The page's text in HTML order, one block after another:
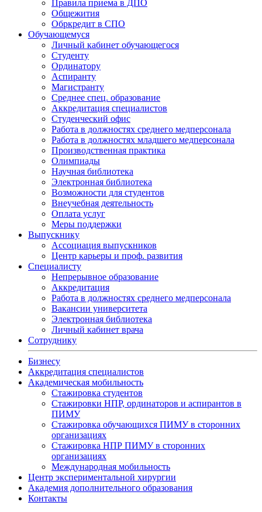
Правила приема в ДПО
Общежития
Обркредит в СПО
Обучающемуся
Личный кабинет обучающегося
Студенту
Ординатору
Аспиранту
Магистранту
Среднее спец. образование
Аккредитация специалистов
Студенческий офис
Работа в должностях среднего медперсонала
Работа в должностях младшего медперсонала
Производственная практика
Олимпиады
Научная библиотека
Электронная библиотека
Возможности для студентов
Внеучебная деятельность
Оплата услуг
Меры поддержки
Выпускнику
Ассоциация выпускников
Центр карьеры и проф. развития
Специалисту
Непрерывное образование
Аккредитация
Работа в должностях среднего медперсонала
Вакансии университета
Электронная библиотека
Личный кабинет врача
Сотруднику
Бизнесу
Аккредитация специалистов
Академическая мобильность
Стажировка студентов
Стажировки НПР, ординаторов и аспирантов в
ПИМУ
Стажировка обучающихся ПИМУ в сторонних
организациях
Стажировка НПР ПИМУ в сторонних
организациях
Международная мобильность
Центр экспериментальной хирургии
Академия дополнительного образования
Контакты